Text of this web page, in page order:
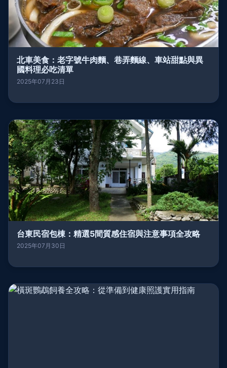
北車美食：老字號牛肉麵、巷弄麵線、車站甜點與異
國料理必吃清單
2025年07月23日
台東民宿包棟：精選5間質感住宿與注意事項全攻略
2025年07月30日